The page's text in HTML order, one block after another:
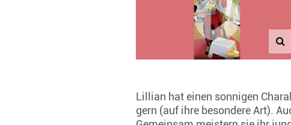
Lillian hat einen sonnigen
gern (auf ihre besondere Art).